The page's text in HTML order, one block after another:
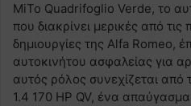
MiTo Quadrifoglio Verde, το
που διακρίνει μερικές από τις
δημιουργίες της Alfa Romeo,
αυτοκινήτου ασφαλείας για
αυτός ρόλος συνεχίζεται
1.4 170 HP QV, ένα απαύγασμα